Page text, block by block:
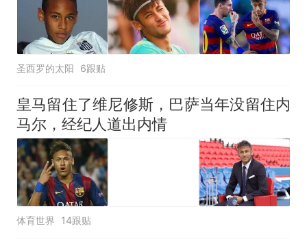
圣西罗的太阳 6跟贴
皇马留住了维尼修斯，巴萨当年没留住内
马尔，经纪人道出内情
体育世界 14跟贴